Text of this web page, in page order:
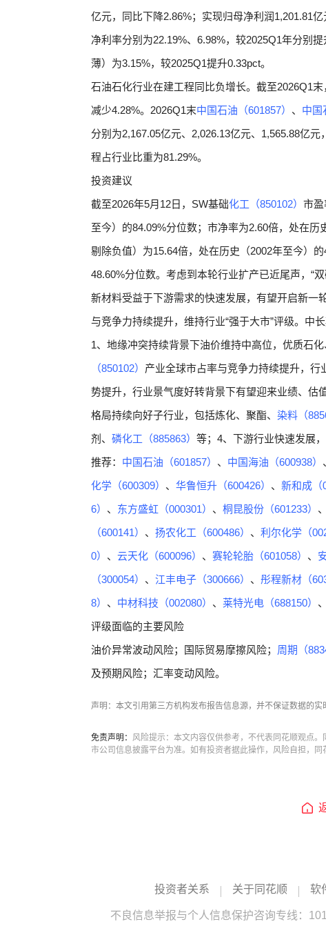
亿元，同比下降2.86%；实现归母净利润1,201.81
净利率分别为22.19%、6.98%，较2025Q1年分别
薄）为3.15%，较2025Q1提升0.33pct。
石油石化行业在建工程同比负增长。截至2026Q1
减少4.28%。2026Q1末中国石油（601857） 、 中国
分别为2,167.05亿元、2,026.13亿元、1,565.88亿
程占行业比重为81.29%。
投资建议
截至2026年5月12日，SW基础化工（850102） 市盈
至今）的84.09%分位数；市净率为2.60倍，处在历
剔除负值）为15.64倍，处在历史（2002年至今）
48.60%分位数。考虑到本轮行业扩产已近尾声，“
新材料受益于下游需求的快速发展，有望开启新一
与竞争力持续提升，维持行业“强于大市”评级。中长
1、地缘冲突持续背景下油价维持中高位，优质石化
（850102） 产业全球市占率与竞争力持续提升，
势提升，行业景气度好转背景下有望迎来业绩、估
格局持续向好子行业，包括炼化、聚酯、 染料（
剂、 磷化工（885863） 等；4、下游行业快速发展
推荐： 中国石油（601857） 、 中国海油（600938）
化学（600309） 、 华鲁恒升（600426） 、 新和成（
6） 、 东方盛虹（000301） 、 桐昆股份（601233） 、
（600141） 、 扬农化工（600486） 、 利尔化学（
0） 、 云天化（600096） 、 赛轮轮胎（601058） 、
（300054） 、 江丰电子（300666） 、 彤程新材（
8） 、 中材科技（002080） 、 莱特光电（688150） 、
评级面临的主要风险
油价异常波动风险；国际贸易摩擦风险； 周期（
及预期风险；汇率变动风险。
声明：本文引用第三方机构发布报告信息源，并不保证数据的
免责声明： 风险提示：本文内容仅供参考，不代表同花顺观点
市公司信息披露平台为准。如有投资者据此操作，风险自担，同
投资者关系 关于同花顺 软
不良信息举报与个人信息保护咨询专线：